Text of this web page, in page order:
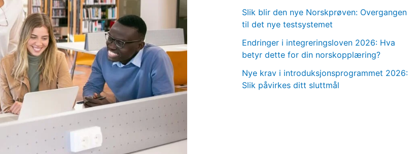
Slik blir den nye Norskprøven: Overgangen
til det nye testsystemet
Endringer i integreringsloven 2026: Hva
betyr dette for din norskopplæring?
Nye krav i introduksjonsprogrammet 2026:
Slik påvirkes ditt sluttmål